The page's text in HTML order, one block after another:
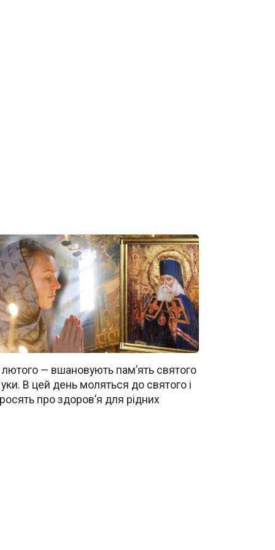
лютого — вшановують пам’ять святого
В цей день моляться до святого і
про здоров’я для рідних